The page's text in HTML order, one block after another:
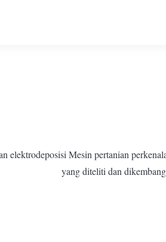
elektrodeposisi Mesin pertanian
yang diteliti dan